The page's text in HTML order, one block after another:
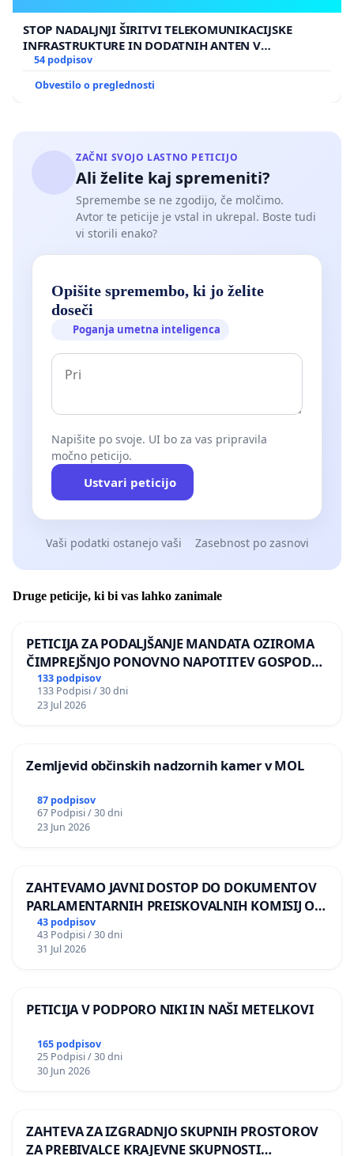
STOP NADALJNJI ŠIRITVI TELEKOMUNIKACIJSKE
INFRASTRUKTURE IN DODATNIH ANTEN V
GRADIŠČAKU
54 podpisov
Obvestilo o preglednosti
ZAČNI SVOJO LASTNO PETICIJO
Ali želite kaj spremeniti?
Spremembe se ne zgodijo, če molčimo.
Avtor te peticije je vstal in ukrepal. Boste tudi
vi storili enako?
Opišite spremembo, ki jo želite
doseči
Poganja umetna inteligenca
Napišite po svoje. UI bo za vas pripravila
močno peticijo.
Ustvari peticijo
Vaši podatki ostanejo vaši Zasebnost po zasnovi
Druge peticije, ki bi vas lahko zanimale
PETICIJA ZA PODALJŠANJE MANDATA OZIROMA
ČIMPREJŠNJO PONOVNO NAPOTITEV GOSPODA
BERNARDA ŠRAJNERJA NA VELEPOSLANIŠTVO
REPUBLIKE SLOVENIJE V MOSKVI
133 podpisov
133 Podpisi / 30 dni
23 Jul 2026
Zemljevid občinskih nadzornih kamer v MOL
87 podpisov
67 Podpisi / 30 dni
23 Jun 2026
ZAHTEVAMO JAVNI DOSTOP DO DOKUMENTOV
PARLAMENTARNIH PREISKOVALNIH KOMISIJ O
ILEGALNI TRGOVINI Z OROŽJEM
43 podpisov
43 Podpisi / 30 dni
31 Jul 2026
PETICIJA V PODPORO NIKI IN NAŠI METELKOVI
165 podpisov
25 Podpisi / 30 dni
30 Jun 2026
ZAHTEVA ZA IZGRADNJO SKUPNIH PROSTOROV
ZA PREBIVALCE KRAJEVNE SKUPNOSTI